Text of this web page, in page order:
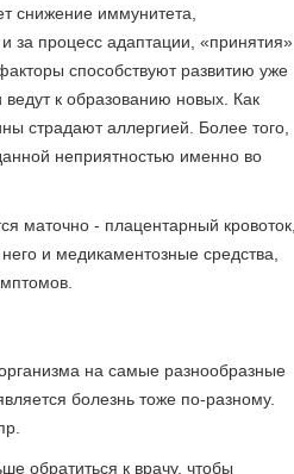
снижение иммунитета,
за процесс адаптации, «принятия»
способствуют развитию уже
к образованию новых. Как
страдают аллергией. Более того,
неприятностью именно во
маточно - плацентарный кровоток,
и медикаментозные средства,
на самые разнообразные
болезнь тоже по-разному.
обратиться к врачу, чтобы